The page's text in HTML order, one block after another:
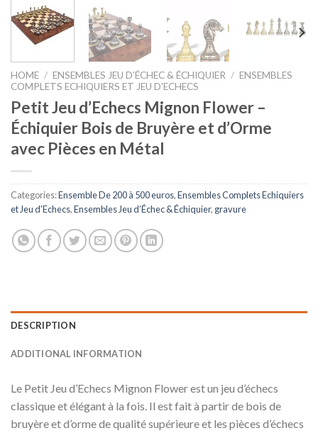
HOME / ENSEMBLES JEU D’ÉCHEC & ÉCHIQUIER / ENSEMBLES
COMPLETS ECHIQUIERS ET JEU D'ECHECS
Petit Jeu d’Echecs Mignon Flower –
Échiquier Bois de Bruyère et d’Orme
avec Pièces en Métal
Categories:Ensemble De 200 à 500 euros,Ensembles Complets Echiquiers
et Jeu d'Echecs,Ensembles Jeu d’Échec & Échiquier, gravure
DESCRIPTION
ADDITIONAL INFORMATION
Le Petit Jeu d’Echecs Mignon Flower est un jeu d’échecs
classique et élégant à la fois. Il est fait à partir de bois de
bruyère et d’orme de qualité supérieure et les pièces d’échecs